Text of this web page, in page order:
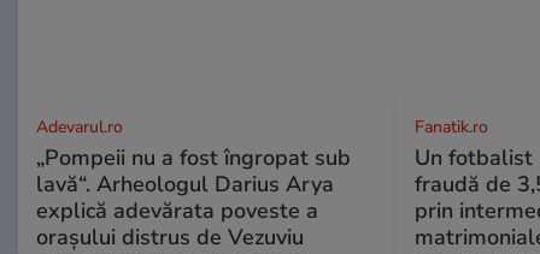
Adevarul.ro
„Pompeii nu a fost îngropat sub
lavă“. Arheologul Darius Arya
explică adevărata poveste a
orașului distrus de Vezuviu
Fanatik.ro
Un fotbalist
fraudă de
prin